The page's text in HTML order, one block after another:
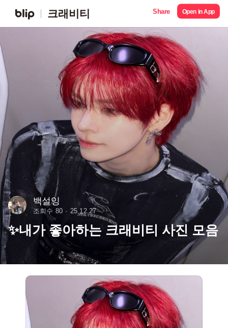
크래비티 Share Open in App
백설잉
조회수 80 25.12.27
✨내가 좋아하는 크래비티 사진 모음